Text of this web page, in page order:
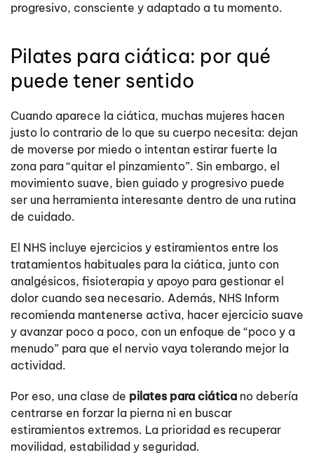
progresivo, consciente y adaptado a tu momento.
Pilates para ciática: por qué
puede tener sentido
Cuando aparece la ciática, muchas mujeres hacen
justo lo contrario de lo que su cuerpo necesita: dejan
de moverse por miedo o intentan estirar fuerte la
zona para “quitar el pinzamiento”. Sin embargo, el
movimiento suave, bien guiado y progresivo puede
ser una herramienta interesante dentro de una rutina
de cuidado.
El NHS incluye ejercicios y estiramientos entre los
tratamientos habituales para la ciática, junto con
analgésicos, fisioterapia y apoyo para gestionar el
dolor cuando sea necesario. Además, NHS Inform
recomienda mantenerse activa, hacer ejercicio suave
y avanzar poco a poco, con un enfoque de “poco y a
menudo” para que el nervio vaya tolerando mejor la
actividad.
Por eso, una clase de pilates para ciática no debería
centrarse en forzar la pierna ni en buscar
estiramientos extremos. La prioridad es recuperar
movilidad, estabilidad y seguridad.